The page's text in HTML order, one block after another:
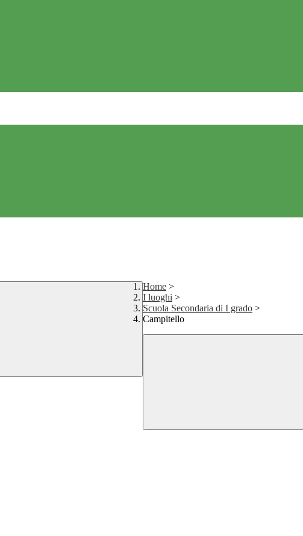
Home >
I luoghi >
Scuola Secondaria di I grado >
Campitello